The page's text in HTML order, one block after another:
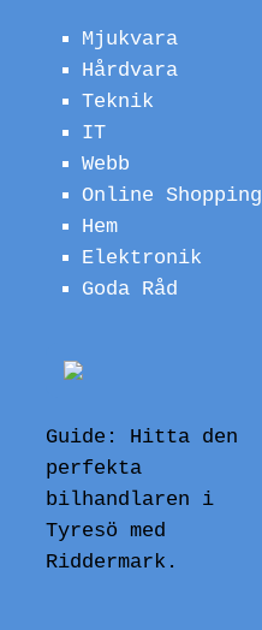
Mjukvara
Hårdvara
Teknik
IT
Webb
Online Shopping
Hem
Elektronik
Goda Råd
Guide: Hitta den
perfekta
bilhandlaren i
Tyresö med
Riddermark.